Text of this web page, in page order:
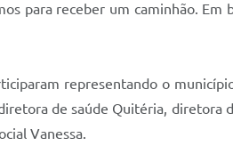
para receber um caminhão.
representando o
de saúde Quitéria, diretora
Vanessa.